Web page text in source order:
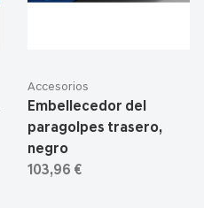
Accesorios
Embellecedor del
paragolpes trasero,
negro
103,96 €